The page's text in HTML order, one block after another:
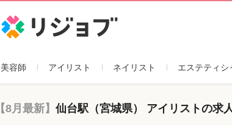
美容師 アイリスト ネイリスト エステティシ
【8月最新】 仙台駅（宮城県） アイリストの求